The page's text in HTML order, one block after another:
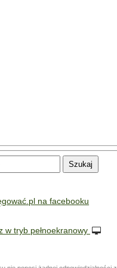
na facebooku
w tryb pełnoekranowy